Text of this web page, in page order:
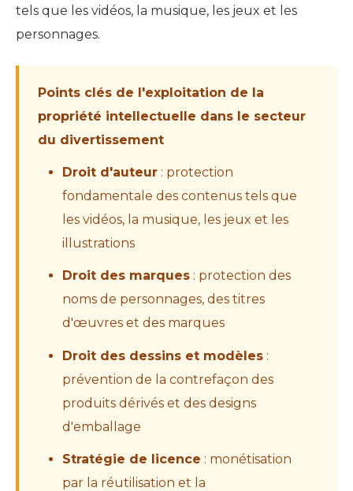
tels que les vidéos, la musique, les jeux et les
personnages.
Points clés de l'exploitation de la
propriété intellectuelle dans le secteur
du divertissement
Droit d'auteur : protection
fondamentale des contenus tels que
les vidéos, la musique, les jeux et les
illustrations
Droit des marques : protection des
noms de personnages, des titres
d'œuvres et des marques
Droit des dessins et modèles :
prévention de la contrefaçon des
produits dérivés et des designs
d'emballage
Stratégie de licence : monétisation
par la réutilisation et la